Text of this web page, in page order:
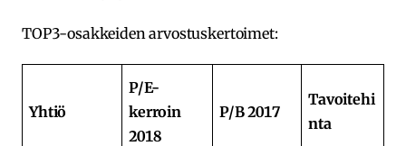
TOP3-osakkeiden arvostuskertoimet:
Yhtiö
P/E-
kerroin
2018
P/B 2017
Tavoitehi
nta